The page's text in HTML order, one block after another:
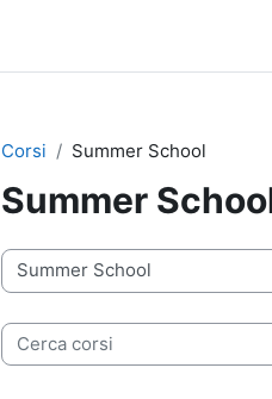
Corsi Summer School
Summer
Categorie di corso
Cerca corsi